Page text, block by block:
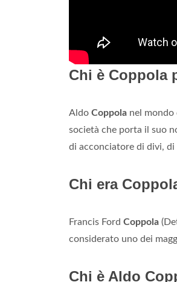
Chi è Coppola
Aldo Coppola nel mondo
società che porta il suo
di acconciatore di divi, di
Chi era
Francis Ford Coppola
considerato uno dei
Chi è Aldo